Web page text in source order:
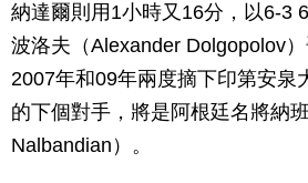
納達爾則用1小時又16分，以6-3
波洛夫（Alexander Dolgopolov
2007年和09年兩度摘下印第安泉
的下個對手，將是阿根廷名將納
Nalbandian）。